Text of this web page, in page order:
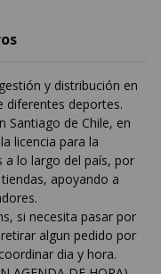
y distribución en
diferentes deportes.
Santiago de Chile, en
licencia para la
a lo largo del país, por
apoyando a
si necesita pasar por
algun pedido por
dia y hora.